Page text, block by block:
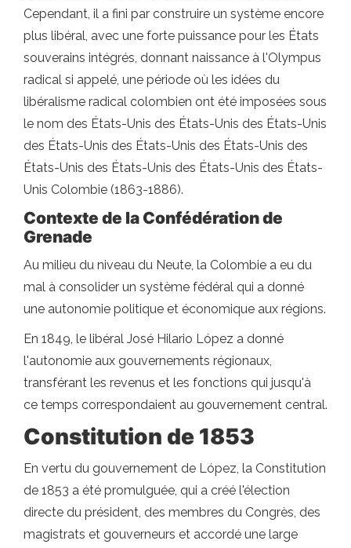
Cependant, il a fini par construire un système encore
plus libéral, avec une forte puissance pour les États
souverains intégrés, donnant naissance à l'Olympus
radical si appelé, une période où les idées du
libéralisme radical colombien ont été imposées sous
le nom des États-Unis des États-Unis des États-Unis
des États-Unis des États-Unis des États-Unis des
États-Unis des États-Unis des États-Unis des États-
Unis Colombie (1863-1886).
Contexte de la Confédération de
Grenade
Au milieu du niveau du Neute, la Colombie a eu du
mal à consolider un système fédéral qui a donné
une autonomie politique et économique aux régions.
En 1849, le libéral José Hilario López a donné
l'autonomie aux gouvernements régionaux,
transférant les revenus et les fonctions qui jusqu'à
ce temps correspondaient au gouvernement central.
Constitution de 1853
En vertu du gouvernement de López, la Constitution
de 1853 a été promulguée, qui a créé l'élection
directe du président, des membres du Congrès, des
magistrats et gouverneurs et accordé une large